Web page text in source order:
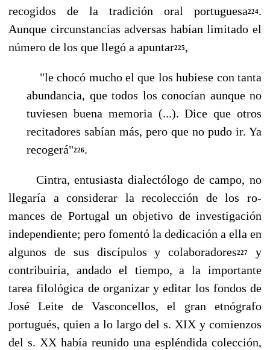
recogidos de la tradición oral portuguesa224.
Aunque circunstancias adversas habían limitado el
número de los que llegó a apuntar225,
"le chocó mucho el que los hubiese con tanta
abundancia, que todos los conocían aunque no
tuviesen buena memoria (...). Dice que otros
recitadores sabían más, pero que no pudo ir. Ya
recogerá"226.
Cintra, entusiasta dialectólogo de campo, no
llegaría a considerar la recolección de los ro­
mances de Portugal un objetivo de investigación
independiente; pero fomentó la dedicación a ella en
algunos de sus discípulos y colaboradores227
y
contribuiría, andado el tiempo, a la im­portante
tarea filológica de organizar y editar los fondos de
José Leite de Vasconcellos, el gran etnógrafo
portugués, quien a lo largo del s. XIX y comienzos
del s. XX había reunido una es­pléndida colección,